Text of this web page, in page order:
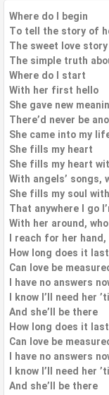
Where do I begin
To tell the story of
The sweet love
The simple truth
Where do I start
With her first hello
She gave new
There’d never be
She came into my
She fills my heart
She fills my heart
With angels’ songs,
She fills my soul
That anywhere I go
With her around,
I reach for her
How long does it last
Can love be
I have no answers
I know I’ll need her
And she’ll be there
How long does it last
Can love be
I have no answers
I know I’ll need her
And she’ll be there